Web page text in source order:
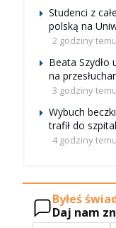
Studenci z
polską na
2 godziny temu
Beata Szydło
na
3 godziny temu
Wybuch
trafił do
4 godziny temu
Byłeś
Daj nam